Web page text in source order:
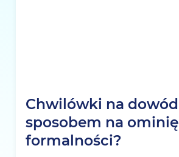
Chwilówki na dowód
sposobem na
formalności?